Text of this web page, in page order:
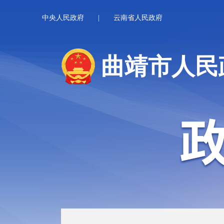
中央人民政府 云南省人民政府
曲靖市人